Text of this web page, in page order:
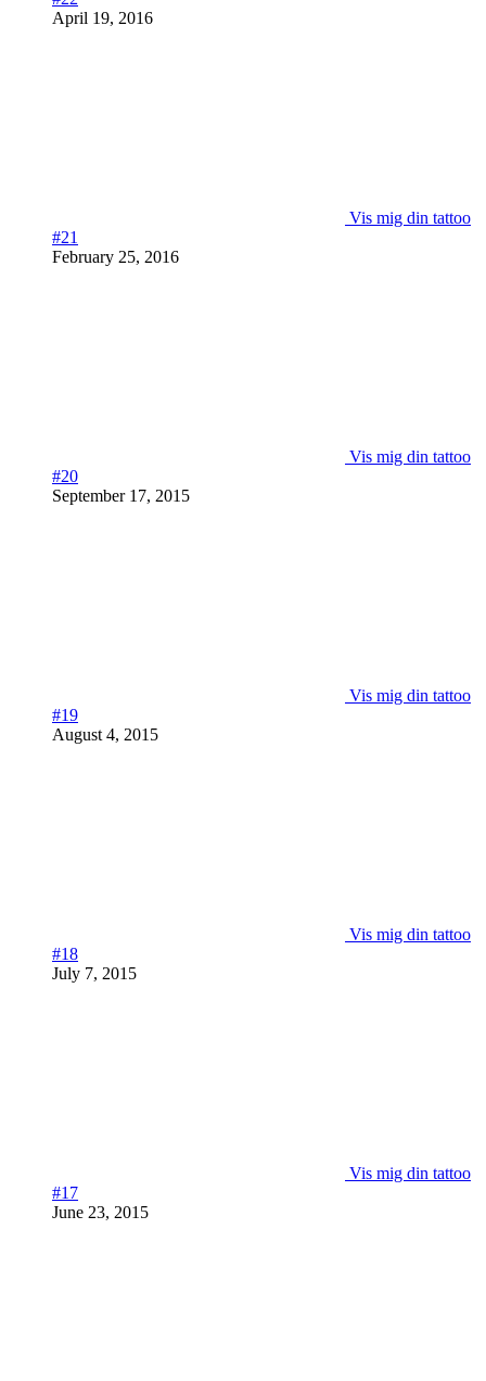
April 19, 2016
Vis mig din tattoo
#21
February 25, 2016
Vis mig din tattoo
#20
September 17, 2015
Vis mig din tattoo
#19
August 4, 2015
Vis mig din tattoo
#18
July 7, 2015
Vis mig din tattoo
#17
June 23, 2015